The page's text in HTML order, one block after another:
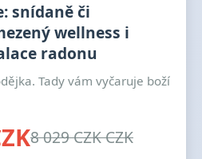
snídaně či
wellness i
radonu
Tady vám vyčaruje boží
8 029 CZK CZK